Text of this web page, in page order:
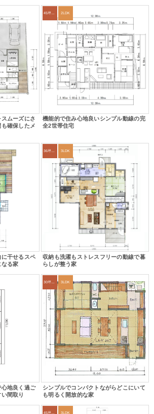
ムーズにさ
確保したメ
45坪～49坪 2LDK
機能的で住み心地良いシンプル動線の完
全2世帯住宅
に干せるスペ
なる家
36坪～39坪 3LDK
収納も洗濯もストレスフリーの動線で暮
らしが整う家
心地良く過ご
間取り
30坪～33坪 3LDK
シンプルでコンパクトながらどこにいて
も明るく開放的な家
45坪～49坪 3LDK